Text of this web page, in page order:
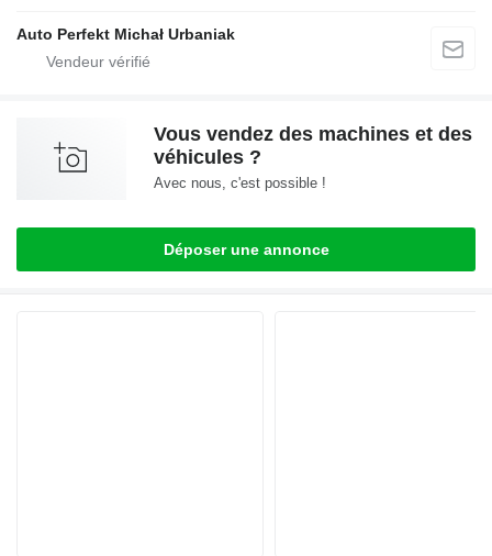
Auto Perfekt Michał Urbaniak
Vous vendez des machines et des
véhicules ?
Avec nous, c'est possible !
Déposer une annonce